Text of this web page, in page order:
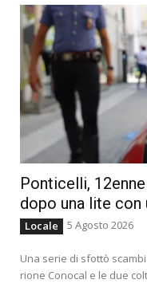
Ponticelli,
dopo una lite con
Locale 5 Agosto 2026
Una serie di sfottò
rione Conocal e le due